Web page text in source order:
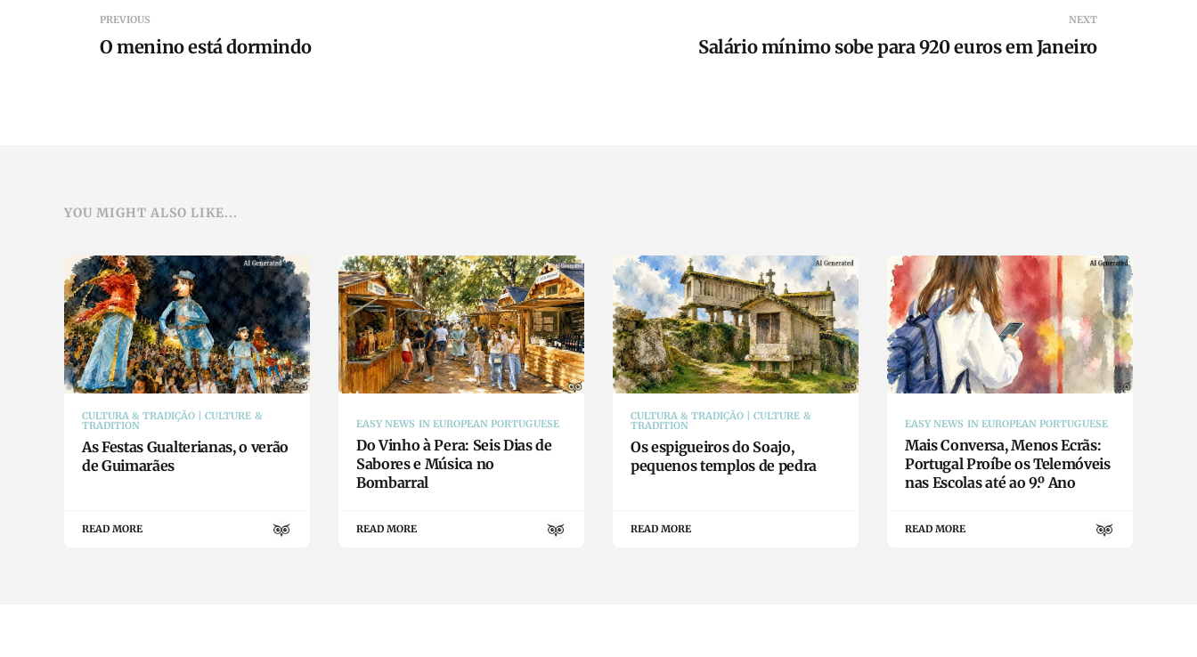
PREVIOUS
O menino está dormindo
NEXT
Salário mínimo sobe para 920 euros em Janeiro
YOU MIGHT ALSO LIKE...
CULTURA & TRADIÇÃO | CULTURE &
TRADITION
As Festas Gualterianas, o verão
de Guimarães
READ MORE
EASY NEWS IN EUROPEAN PORTUGUESE
Do Vinho à Pera: Seis Dias de
Sabores e Música no
Bombarral
READ MORE
CULTURA & TRADIÇÃO | CULTURE &
TRADITION
Os espigueiros do Soajo,
pequenos templos de pedra
READ MORE
EASY NEWS IN EUROPEAN PORTUGUESE
Mais Conversa, Menos Ecrãs:
Portugal Proíbe os Telemóveis
nas Escolas até ao 9.º Ano
READ MORE